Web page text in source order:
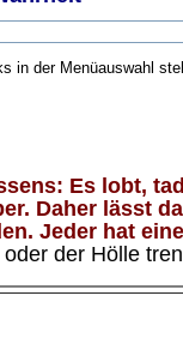
in der Menüauswahl
Es lobt,
Daher lässt
Jeder hat
der Hölle